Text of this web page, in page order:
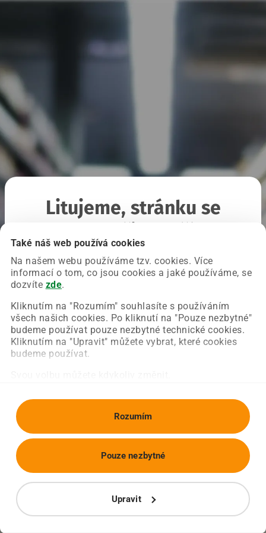
Také náš web používá cookies
Na našem webu používáme tzv. cookies. Více
informací o tom, co jsou cookies a jaké používáme, se
dozvíte zde.
Kliknutím na "Rozumím" souhlasíte s používáním
všech našich cookies. Po kliknutí na "Pouze nezbytné"
budeme používat pouze nezbytné technické cookies.
Kliknutím na "Upravit" můžete vybrat, které cookies
budeme používat.
Rozumím
Upravit
Pouze nezbytné
Litujeme, stránku se
Chyba nastala na naší straně a už ji opravujeme.
Zkuste prosím znovu načíst požadovanou stránku.
Obnovit stránku Úvodní strana